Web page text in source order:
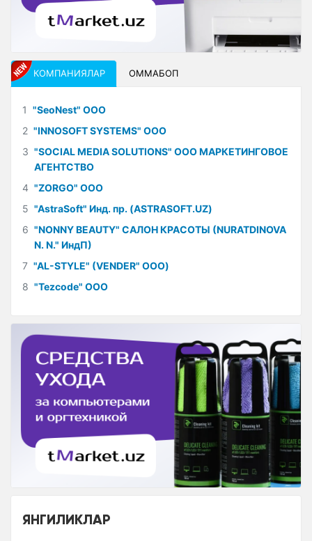
КОМПАНИЯЛАР ОММАБОП
1 "SeoNest" ООО
2 "INNOSOFT SYSTEMS" ООО
3 "SOCIAL MEDIA SOLUTIONS" ООО МАРКЕТИНГОВОЕ
АГЕНТСТВО
4 "ZORGO" ООО
5 "AstraSoft" Инд. пр. (ASTRASOFT.UZ)
6 "NONNY BEAUTY" САЛОН КРАСОТЫ (NURATDINOVA
N. N." ИндП)
7 "AL-STYLE" (VENDER" ООО)
8 "Tezcode" ООО
ЯНГИЛИКЛАР